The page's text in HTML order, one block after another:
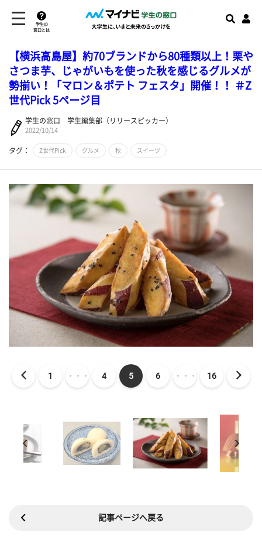
学生の
窓口とは
【横浜高島屋】約70ブランドから80種類以上！栗や
さつま芋、じゃがいもを使った秋を感じるグルメが
勢揃い！「マロン＆ポテト フェスタ」開催！！ ＃Z
世代Pick 5ページ目
学生の窓口 学生編集部（リリースピッカー）
2022/10/14
タグ： Z世代Pick グルメ 秋 スイーツ
1 ・・・ 4 5 6 ・・・ 16
記事ページへ戻る